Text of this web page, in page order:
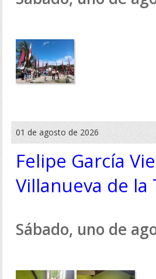
01 de agosto de 2026
Felipe García
Villanueva de
Sábado, uno de